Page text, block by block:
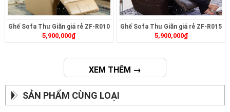
Ghế Sofa Thư Giãn giá rẻ ZF-R010
5,900,000₫
Ghế Sofa Thư Giãn giá rẻ ZF-R015
5,900,000₫
XEM THÊM →
SẢN PHẨM CÙNG LOẠI